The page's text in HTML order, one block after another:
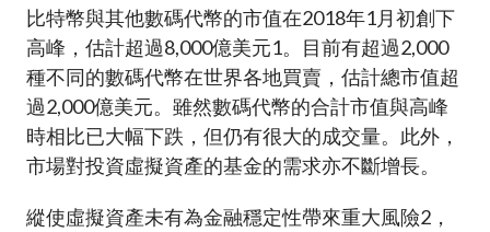
比特幣與其他數碼代幣的市值在2018年1月初創下
高峰，估計超過8,000億美元1。目前有超過2,000
種不同的數碼代幣在世界各地買賣，估計總市值超
過2,000億美元。雖然數碼代幣的合計市值與高峰
時相比已大幅下跌，但仍有很大的成交量。此外，
市場對投資虛擬資產的基金的需求亦不斷增長。
縱使虛擬資產未有為金融穩定性帶來重大風險2 ，